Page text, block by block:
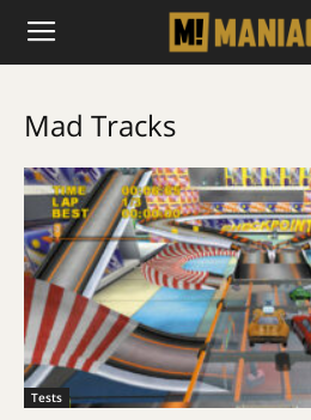
Mad Tracks
Tests